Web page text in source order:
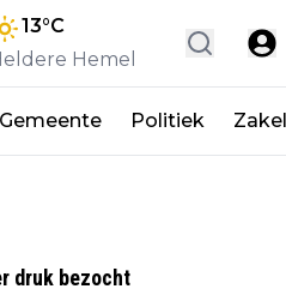
13°C
Hemel
Gemeente Politiek
druk bezocht